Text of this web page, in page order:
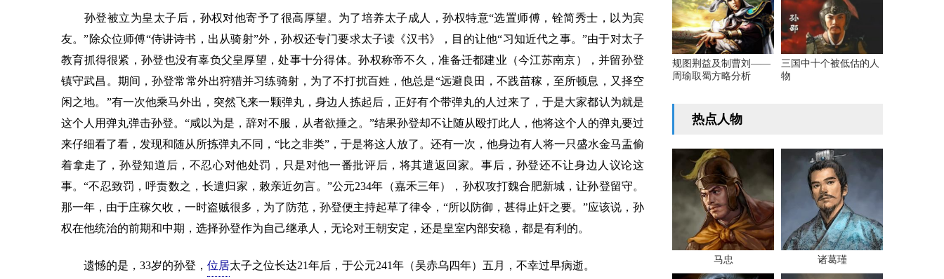
孙登被立为皇太子后，孙权对他寄予了很高厚望。为了培养太子成人，孙权特意“选置师傅，铨简秀士，以为宾
友。”除众位师傅“侍讲诗书，出从骑射”外，孙权还专门要求太子读《汉书》，目的让他“习知近代之事。”由于对太子
教育抓得很紧，孙登也没有辜负父皇厚望，处事十分得体。孙权称帝不久，准备迁都建业（今江苏南京），并留孙登
镇守武昌。期间，孙登常常外出狩猎并习练骑射，为了不打扰百姓，他总是“远避良田，不践苗稼，至所顿息，又择空
闲之地。”有一次他乘马外出，突然飞来一颗弹丸，身边人拣起后，正好有个带弹丸的人过来了，于是大家都认为就是
这个人用弹丸弹击孙登。“咸以为是，辞对不服，从者欲捶之。”结果孙登却不让随从殴打此人，他将这个人的弹丸要过
来仔细看了看，发现和随从所拣弹丸不同，“比之非类”，于是将这人放了。还有一次，他身边有人将一只盛水金马盂偷
着拿走了，孙登知道后，不忍心对他处罚，只是对他一番批评后，将其遣返回家。事后，孙登还不让身边人议论这
事。“不忍致罚，呼责数之，长遣归家，敕亲近勿言。”公元234年（嘉禾三年），孙权攻打魏合肥新城，让孙登留守。
那一年，由于庄稼欠收，一时盗贼很多，为了防范，孙登便主持起草了律令，“所以防御，甚得止奸之要。”应该说，孙
权在他统治的前期和中期，选择孙登作为自己继承人，无论对王朝安定，还是皇室内部安稳，都是有利的。
遗憾的是，33岁的孙登， 位居太子之位长达21年后，于公元241年（吴赤乌四年）五月，不幸过早病逝。
规图荆益及制曹刘——
周瑜取蜀方略分析
三国中十个被低估的人
物
热点人物
马忠 诸葛瑾